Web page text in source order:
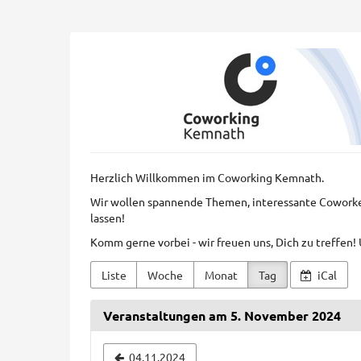
Coworkkem
Herzlich Willkommen im Coworking Kemnath.
Wir wollen spannende Themen, interessante
lassen!
Komm gerne vorbei - wir freuen uns, Dich zu treffen!
Liste Woche Monat Tag iCal
Veranstaltungen am 5. November 2024
04.11.2024